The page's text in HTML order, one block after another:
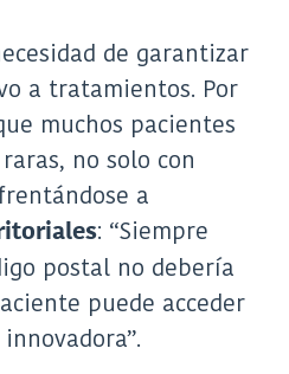
de garantizar
a tratamientos. Por
muchos pacientes
no solo con
a
: “Siempre
postal no debería
puede acceder